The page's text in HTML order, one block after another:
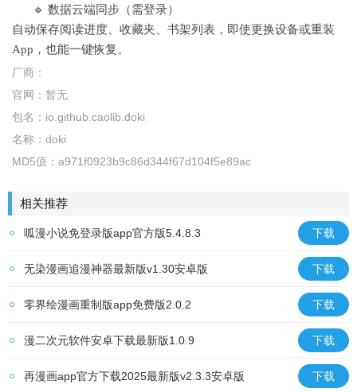
🔹 数据云端同步（需登录）
自动保存阅读进度、收藏夹、书架列表，即使更换设备或重装
App，也能一键恢复。
厂商：
官网： 暂无
包名： io.github.caolib.doki
名称： doki
MD5值： a971f0923b9c86d344f67d104f5e89ac
相关推荐
呱漫小说免登录版app官方版5.4.8.3 下载
无染漫画追漫神器最新版v1.30安卓版 下载
零界绘漫画重制版app免费版2.0.2 下载
漫二次元软件安卓下载最新版1.0.9 下载
再漫画app官方下载2025最新版v2.3.3安卓版 下载